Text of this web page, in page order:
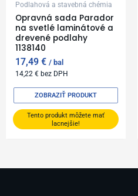
Podlahová a stavebná chémia
Opravná sada Parador
na svetlé laminátové a
drevené podlahy
1138140
17,49€ bal
14,22€ bez DPH
Tento produkt môžete mať
lacnejšie!
ZOBRAZIŤ PRODUKT